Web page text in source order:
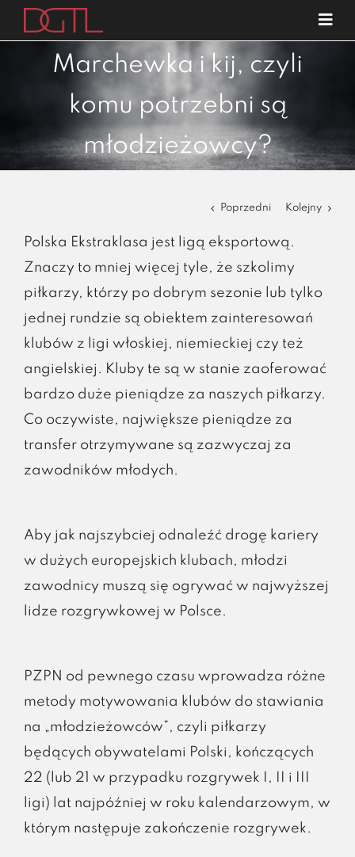
Przejdź
zawartości
publikacje
Marchewka i kij, czyli
komu potrzebni są
młodzieżowcy?
Poprzedni Kolejny
Polska Ekstraklasa jest ligą eksportową.
Znaczy to mniej więcej tyle, że szkolimy
piłkarzy, którzy po dobrym sezonie lub tylko
jednej rundzie są obiektem zainteresowań
klubów z ligi włoskiej, niemieckiej czy też
angielskiej. Kluby te są w stanie zaoferować
bardzo duże pieniądze za naszych piłkarzy.
Co oczywiste, największe pieniądze za
transfer otrzymywane są zazwyczaj za
zawodników młodych.
Aby jak najszybciej odnaleźć drogę kariery
w dużych europejskich klubach, młodzi
zawodnicy muszą się ogrywać w najwyższej
lidze rozgrywkowej w Polsce.
PZPN od pewnego czasu wprowadza różne
metody motywowania klubów do stawiania
na „młodzieżowców”, czyli piłkarzy
będących obywatelami Polski, kończących
22 (lub 21 w przypadku rozgrywek I, II i III
ligi) lat najpóźniej w roku kalendarzowym, w
którym następuje zakończenie rozgrywek.